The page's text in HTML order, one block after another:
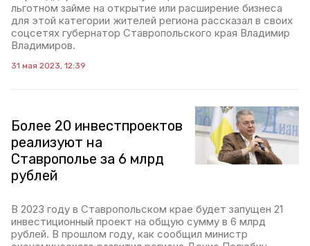
льготном займе на открытие или расширение бизнеса
для этой категории жителей региона рассказал в своих
соцсетях губернатор Ставропольского края Владимир
Владимиров.
31 мая 2023, 12:39
Более 20 инвестпроектов
реализуют на
Ставрополье за 6 млрд
рублей
В 2023 году в Ставропольском крае будет запущен 21
инвестиционный проект на общую сумму в 6 млрд
рублей. В прошлом году, как сообщил министр